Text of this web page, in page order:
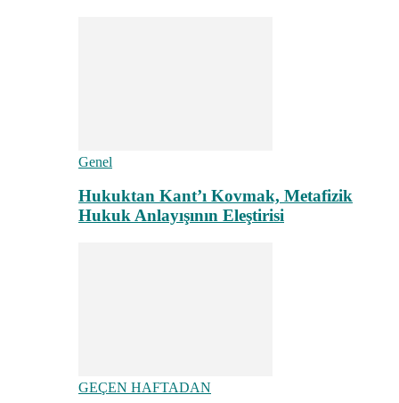
Genel
Hukuktan Kant’ı Kovmak, Metafizik
Hukuk Anlayışının Eleştirisi
GEÇEN HAFTADAN